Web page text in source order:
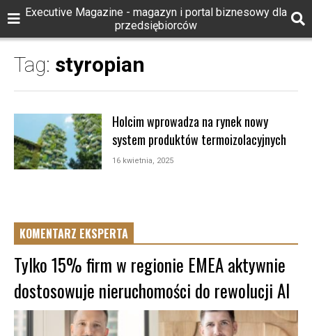
Executive Magazine - magazyn i portal biznesowy dla
przedsiębiorców
Tag: styropian
Holcim wprowadza na rynek nowy
system produktów termoizolacyjnych
16 kwietnia, 2025
KOMENTARZ EKSPERTA
Tylko 15% firm w regionie EMEA aktywnie
dostosowuje nieruchomości do rewolucji AI